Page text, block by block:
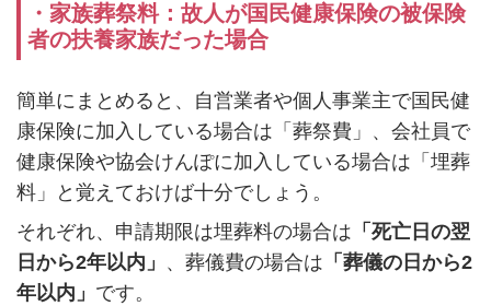
・家族葬祭料：故人が国民健康保険の被保険
者の扶養家族だった場合
簡単にまとめると、自営業者や個人事業主で国民健
康保険に加入している場合は「葬祭費」、会社員で
健康保険や協会けんぽに加入している場合は「埋葬
料」と覚えておけば十分でしょう。
それぞれ、申請期限は埋葬料の場合は 「死亡日の翌
日から2年以内」 、葬儀費の場合は 「葬儀の日から2
年以内」 です。